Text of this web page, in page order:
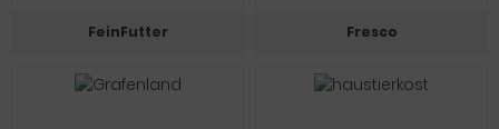
FeinFutter Fresco